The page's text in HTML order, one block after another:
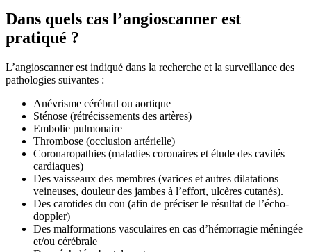
Dans quels cas l’angioscanner est
pratiqué ?
L’angioscanner est indiqué dans la recherche et la surveillance des
pathologies suivantes :
Anévrisme cérébral ou aortique
Sténose (rétrécissements des artères)
Embolie pulmonaire
Thrombose (occlusion artérielle)
Coronaropathies (maladies coronaires et étude des cavités
cardiaques)
Des vaisseaux des membres (varices et autres dilatations
veineuses, douleur des jambes à l’effort, ulcères cutanés).
Des carotides du cou (afin de préciser le résultat de l’écho-
doppler)
Des malformations vasculaires en cas d’hémorragie méningée
et/ou cérébrale